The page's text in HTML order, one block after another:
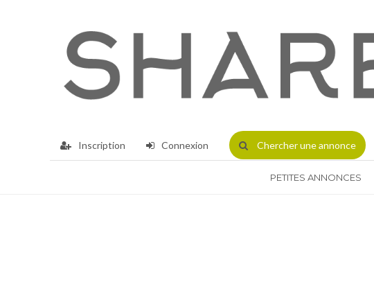
Inscription Connexion Chercherune annonce
PETITES ANNONCES